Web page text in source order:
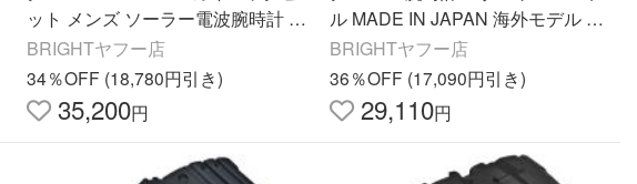
ット メンズ ソーラー電波腕時計 G
W-3000M-4A 海外モデル
BRIGHTヤフー店
34％OFF (18,780円引き)
35,200円
ル MADE IN JAPAN 海外モデル G
W-5000HS-7
BRIGHTヤフー店
36％OFF (17,090円引き)
29,110円